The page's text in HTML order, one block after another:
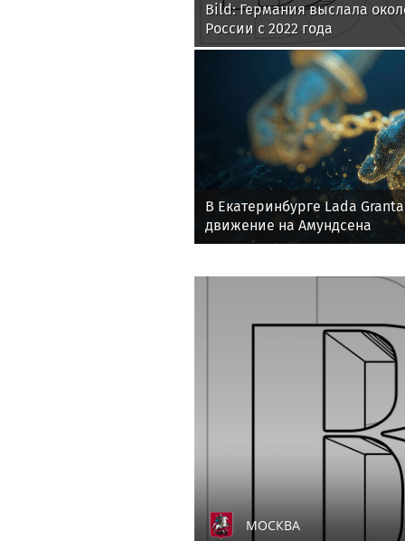
Bild: Германия выслала
России с 2022 года
В Екатеринбурге Lada
движение на Амундсена
МОСКВА